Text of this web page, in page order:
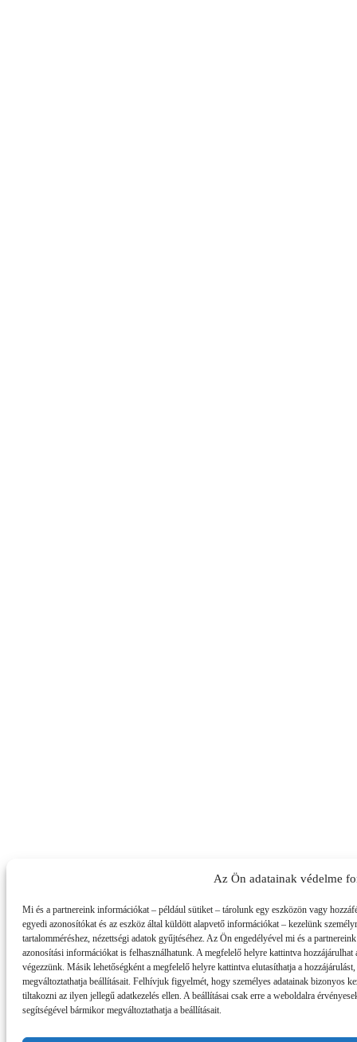
Az Ön adatainak védelme
Mi és a partnereink információkat – például sütiket – tárolunk egy eszközön vagy
egyedi azonosítókat és az eszköz által küldött alapvető információkat – kezelünk
tartalomméréshez, nézettségi adatok gyűjtéséhez. Az Ön engedélyével mi és a
azonosítási információkat is felhasználhatunk. A megfelelő helyre kattintva
végezzünk. Másik lehetőségként a megfelelő helyre kattintva elutasíthatja a
megváltoztathatja beállításait. Felhívjuk figyelmét, hogy személyes adatainak bizonyos
tiltakozni az ilyen jellegű adatkezelés ellen. A beállításai csak erre a weboldalra
segítségével bármikor megváltoztathatja a beállításait.